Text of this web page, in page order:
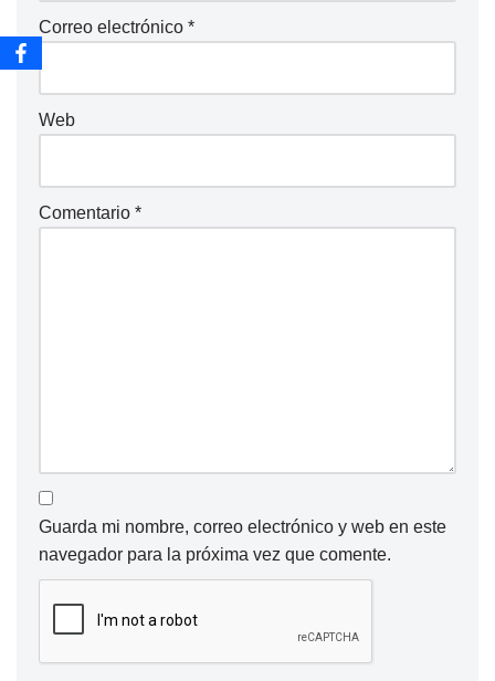
Correo electrónico *
Web
Comentario *
Guarda mi nombre, correo electrónico y web en este
navegador para la próxima vez que comente.